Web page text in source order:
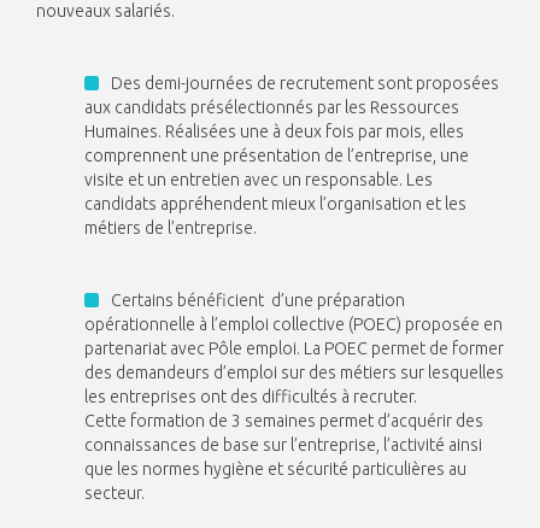
nouveaux salariés.
Des demi-journées de recrutement sont proposées
aux candidats présélectionnés par les Ressources
Humaines. Réalisées une à deux fois par mois, elles
comprennent une présentation de l’entreprise, une
visite et un entretien avec un responsable. Les
candidats appréhendent mieux l’organisation et les
métiers de l’entreprise.
Certains bénéficient d’une préparation
opérationnelle à l’emploi collective (POEC) proposée en
partenariat avec Pôle emploi. La POEC permet de former
des demandeurs d’emploi sur des métiers sur lesquelles
les entreprises ont des difficultés à recruter.
Cette formation de 3 semaines permet d’acquérir des
connaissances de base sur l’entreprise, l’activité ainsi
que les normes hygiène et sécurité particulières au
secteur.